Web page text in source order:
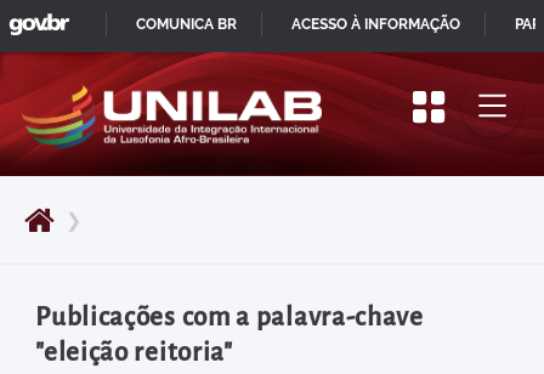
Pular
para
início
do
principal
Acessar
diretamente
❯
Publicações com a palavra-chave
"eleição reitoria"
IR
PARA
CONTEÚDO
GOVBR
COMUNICA BR ACESSO À INFORMAÇÃO